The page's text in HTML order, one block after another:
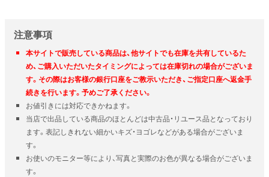
注意事項
本サイトで販売している商品は、他サイトでも在庫を共有しているた
め、ご購入いただいたタイミングによっては在庫切れの場合がございま
す。その際はお客様の銀行口座をご教示いただき、ご指定口座へ返金手
続きを行います。予めご了承ください。
お値引きには対応できかねます。
当店で出品している商品のほとんどは中古品・リユース品となっており
ます。表記しきれない細かいキズ・ヨゴレなどがある場合がございま
す。
お使いのモニター等により、写真と実際のお色が異なる場合がございま
す。